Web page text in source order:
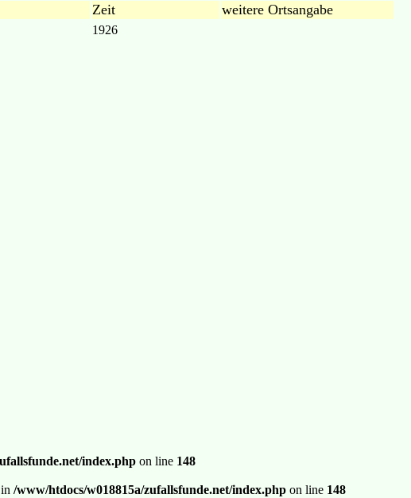
Zeit weitere Ortsangabe
1926
index.php on line 148
/www/htdocs/w018815a/zufallsfunde.net/index.php on line 148